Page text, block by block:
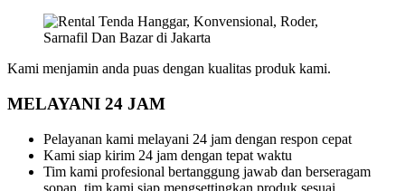
Kami menjamin anda puas dengan kualitas produk kami.
MELAYANI 24 JAM
Pelayanan kami melayani 24 jam dengan respon cepat
Kami siap kirim 24 jam dengan tepat waktu
Tim kami profesional bertanggung jawab dan berseragam
sopan, tim kami siap mengsettingkan produk sesuai